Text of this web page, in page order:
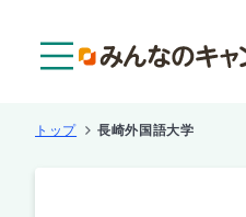
トップ 長崎外国語大学